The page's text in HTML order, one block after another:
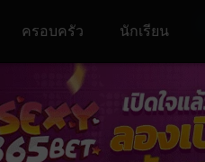
ครอบครัว นักเรียน